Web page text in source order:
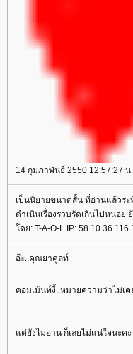
14 กุมภาพันธ์ 2550 12:57:27 น.
เป็นนิยายขนาดสั้น ที่อ่านแล้วระ
ดำเนินเรื่องรวบรัดเกินไปหน่อย
ดย: T-A-O-L IP:
อ๊ะ..คุณยาคูลท์
คอมเม้นท์งี้..หมายความว่าไม่เ
ต่ยังไม่อ่าน ก็เลยไม่แน่ใจนะคะ